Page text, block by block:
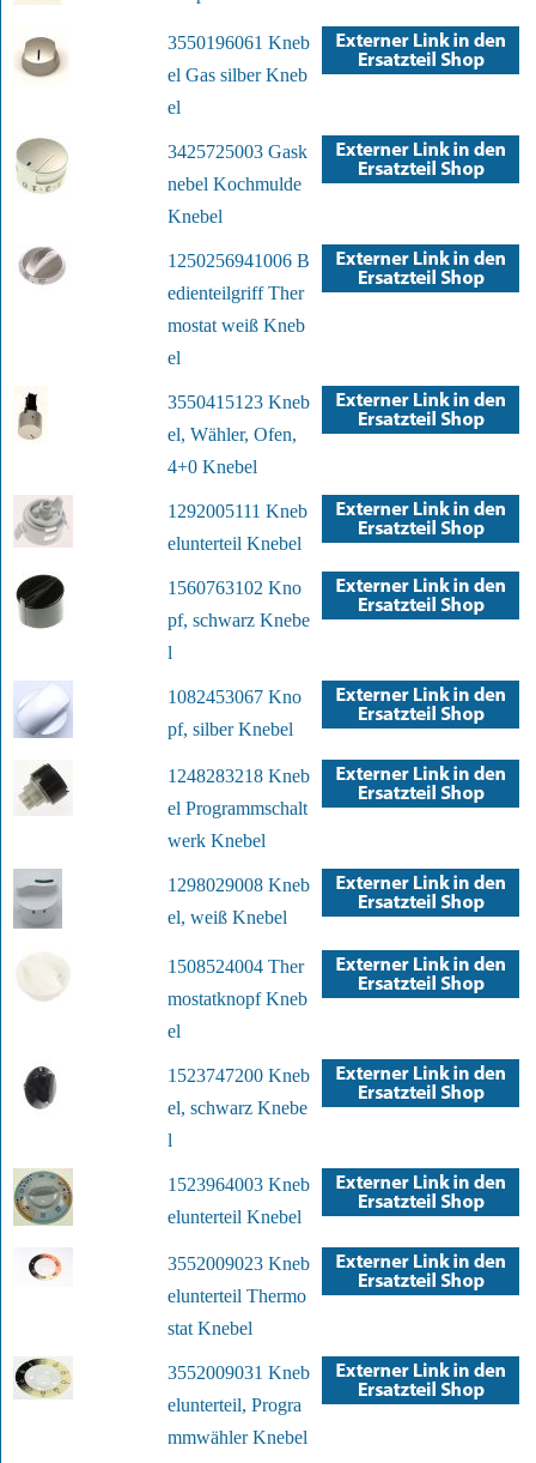
3550196061 Kneb
el Gas silber Kneb
el
3425725003 Gask
nebel Kochmulde
Knebel
1250256941006 B
edienteilgriff Ther
mostat weiß Kneb
el
3550415123 Kneb
el, Wähler, Ofen,
4+0 Knebel
1292005111 Kneb
elunterteil Knebel
1560763102 Kno
pf, schwarz Knebe
l
1082453067 Kno
pf, silber Knebel
1248283218 Kneb
el Programmschalt
werk Knebel
1298029008 Kneb
el, weiß Knebel
1508524004 Ther
mostatknopf Kneb
el
1523747200 Kneb
el, schwarz Knebe
l
1523964003 Kneb
elunterteil Knebel
3552009023 Kneb
elunterteil Thermo
stat Knebel
3552009031 Kneb
elunterteil, Progra
mmwähler Knebel